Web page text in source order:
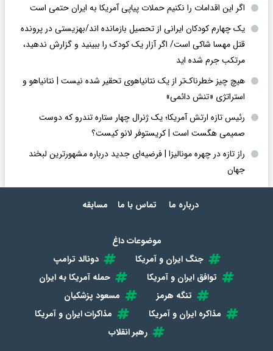
اگر این اقدامات را نکنیم حملات پیاپی آمریکا به ایران حتمی است
یک چهارم کودکان ایرانی از تحصیل بازمانده اند/بهزیستی در پرونده
قتل مهسا شاکی است/ اگر آزار یک کودک را ببینید و گزارش ندهید،
مرتکب جرم شده اید
هیچ چیز خطرناک‌تر از یک نتانیاهوی تحقیر شده نیست | نتانیاهو و
استراتژی «تنش دائمی»
رئیس تازه ارتش آمریکا؛ یک ژنرال چهار ستاره تندرو که دوست
صمیمی هگست است | کریستوفر لانو کیست؟
راز تازه در چهره مونالیزا | فرضیه‌ای جدید درباره مشهورترین لبخند
جهان
درباره ما تماس با ما مسابقه
موضوعات داغ
جنگ ایران و آمریکا
دونالد ترامپ
توافق ایران و آمریکا
حمله آمریکا به ایران
تنگه هرمز
مسعود پزشکیان
مذاکره ایران و آمریکا
مذاکرات ایران و آمریکا
رهبر انقلاب